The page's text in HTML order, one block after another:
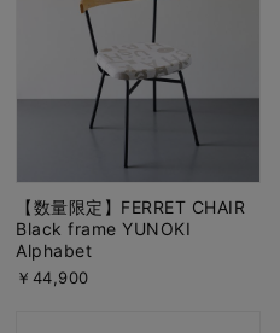
【数量限定】FERRET CHAIR
Black frame YUNOKI
Alphabet
￥44,900